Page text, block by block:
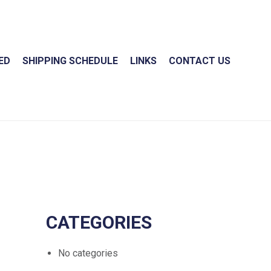
SHIPPING SCHEDULE LINKS CONTACT US
CATEGORIES
No categories